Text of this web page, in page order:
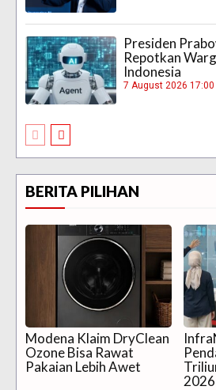
Presiden
Repotkan
Indonesia
7 August 2026 17:00
BERITA PILIHAN
Modena Klaim DryClean
Ozone Bisa Rawat
Pakaian Lebih Awet
2026